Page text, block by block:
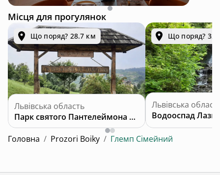
Місця для прогулянок
Що поряд? 28.7 км
Львівська область
Парк святого Пантелеймона Цілителя
Що поряд?
Львівська
Водооспад
Головна / Prozori Boiky / Глемп Сімейний